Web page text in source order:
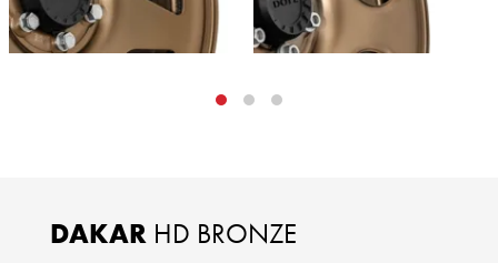
DAKAR HD BRONZE